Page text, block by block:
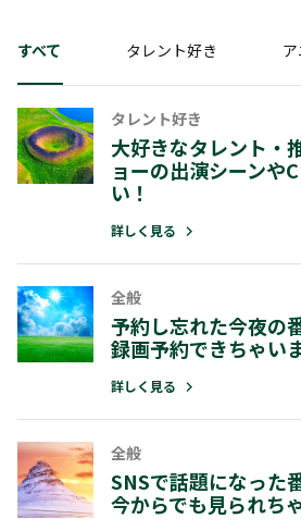
すべて タレント好き
タレント好き
大好きなタレント・
ョーの出演シーンや
い！​
詳しく見る
全般
予約し忘れた今夜の
録画予約できちゃい
詳しく見る
全般
SNSで話題になった
今からでも見られち
タレント好き
大好きなタレン
ョーの出演シー
詳しく見る
アニメ好き
新アニメ、多す
い人のおすすめ
詳しく見る
ドラマ好き
新ドラマ、どれ
いから、全部録
ゲーム好き
ゲームするなら
詳しく見る
時間がない​
番組の改編期や
ポーツ国際大会
詳しく見る
スポーツ好き
圧倒する色彩と
レグザ体験！
グビーの番組だ
ごとにスポーツ
詳しく見る
音楽好き
音楽番組は、好
ンだけをチェッ
全般
予約し忘れた今
録画予約できち
今からでも見ら
詳しく見る
るかを簡単にチ
詳しく見る